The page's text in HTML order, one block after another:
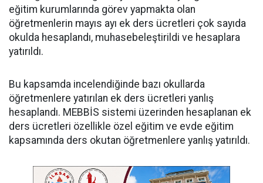
eğitim kurumlarında görev yapmakta olan
öğretmenlerin mayıs ayı ek ders ücretleri çok sayıda
okulda hesaplandı, muhasebeleştirildi ve hesaplara
yatırıldı.
Bu kapsamda incelendiğinde bazı okullarda
öğretmenlere yatırılan ek ders ücretleri yanlış
hesaplandı. MEBBİS sistemi üzerinden hesaplanan ek
ders ücretleri özellikle özel eğitim ve evde eğitim
kapsamında ders okutan öğretmenlere yanlış yatırıldı.